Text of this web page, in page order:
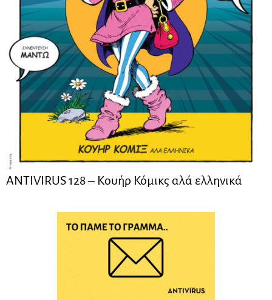
ANTIVIRUS 128 – Kουήρ Κόμικς αλά ελληνικά